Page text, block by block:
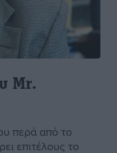
Mr.
περά από το
επιτέλους το